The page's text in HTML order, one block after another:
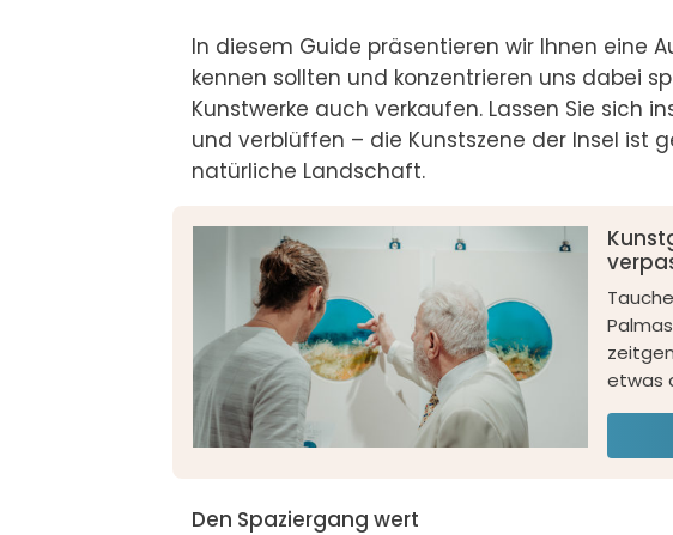
In diesem Guide präsentieren wir Ihnen eine
kennen sollten und konzentrieren uns dabei
Kunstwerke auch verkaufen. Lassen Sie sich
und verblüffen – die Kunstszene der Insel ist
natürliche Landschaft.
etwas
Den Spaziergang wert